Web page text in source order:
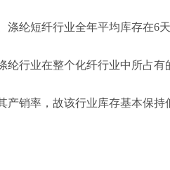
涤纶短纤行业全年平均库存在6
纶行业在整个化纤行业中所占
产销率，故该行业库存基本保持